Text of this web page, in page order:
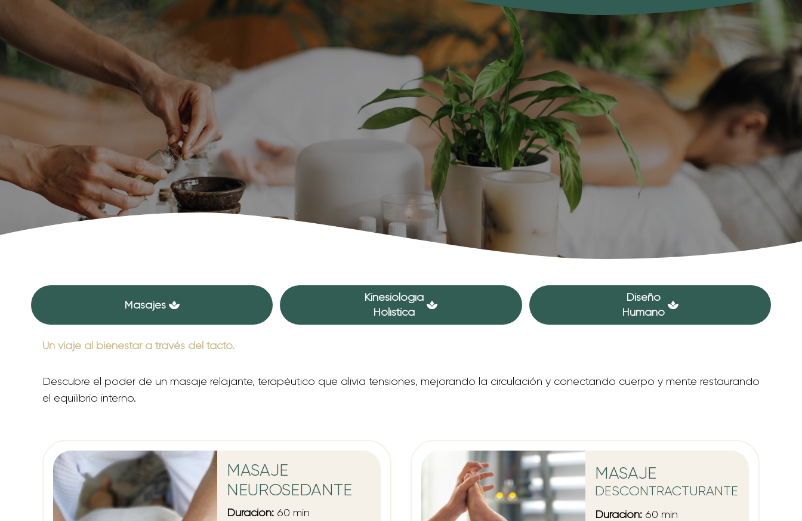
Masajes
Kinesiología
Holística
Diseño
Humano
Un viaje al bienestar a través del tacto.
Descubre el poder de un masaje relajante, terapéutico que alivia tensiones, mejorando la circulación y conectando cuerpo y mente restaurando
el equilibrio interno.
MASAJE
NEUROSEDANTE
Duración:60 min
MASAJE
DESCONTRACTURANTE
Duración:60 min